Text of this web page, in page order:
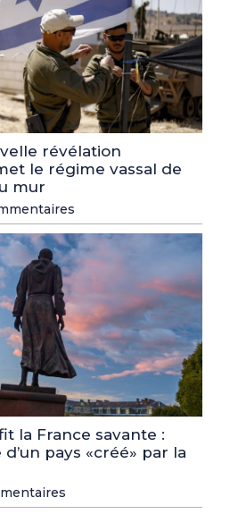
révélation
le régime vassal de
mur
la France savante :
pays «créé» par la